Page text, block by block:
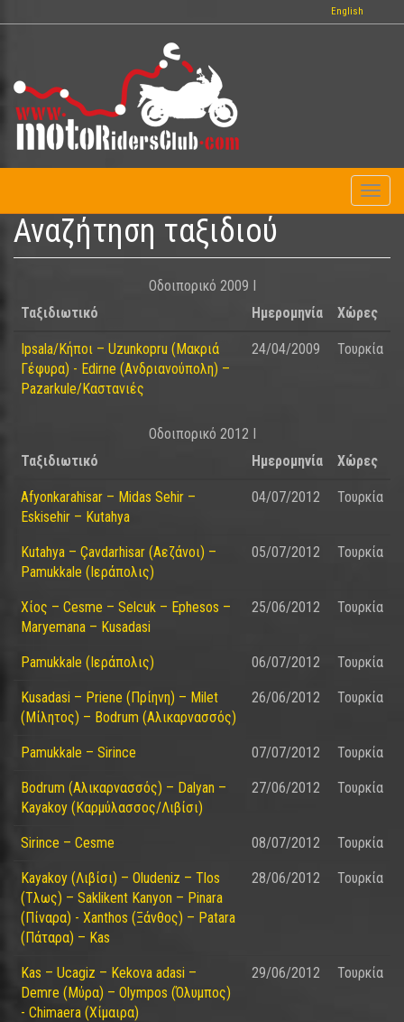
προς
περιεχόμενο
English
Αναζήτηση ταξιδιού
Οδοιπορικό 2009 I
Ταξιδιωτικό
Ημερομηνία Χώρες
Ipsala/Κήποι – Uzunkopru (Μακριά
Γέφυρα) - Edirne (Ανδριανούπολη) –
Pazarkule/Καστανιές
24/04/2009 Τουρκία
Οδοιπορικό 2012 I
Ταξιδιωτικό
Ημερομηνία Χώρες
Afyonkarahisar – Midas Sehir –
Eskisehir – Kutahya
04/07/2012 Τουρκία
Kutahya – Çavdarhisar (Αεζάνοι) –
Pamukkale (Ιεράπολις)
05/07/2012 Τουρκία
Χίος – Cesme – Selcuk – Ephesos –
Maryemana – Kusadasi
25/06/2012 Τουρκία
Pamukkale (Ιεράπολις) 06/07/2012 Τουρκία
Kusadasi – Priene (Πρίηνη) – Milet
(Μίλητος) – Bodrum (Αλικαρνασσός)
26/06/2012 Τουρκία
Pamukkale – Sirince 07/07/2012 Τουρκία
Bodrum (Αλικαρνασσός) – Dalyan –
Kayakoy (Καρμύλασσος/Λιβίσι)
27/06/2012 Τουρκία
Sirince – Cesme 08/07/2012 Τουρκία
Kayakoy (Λιβίσι) – Oludeniz – Tlos
(Τλως) – Saklikent Kanyon – Pinara
(Πίναρα) - Xanthos (Ξάνθος) – Patara
(Πάταρα) – Kas
28/06/2012 Τουρκία
Kas – Ucagiz – Kekova adasi –
Demre (Μύρα) – Olympos (Όλυμπος)
- Chimaera (Χίμαιρα)
29/06/2012 Τουρκία